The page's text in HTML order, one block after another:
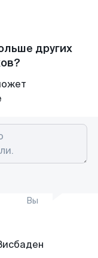
других
Вы